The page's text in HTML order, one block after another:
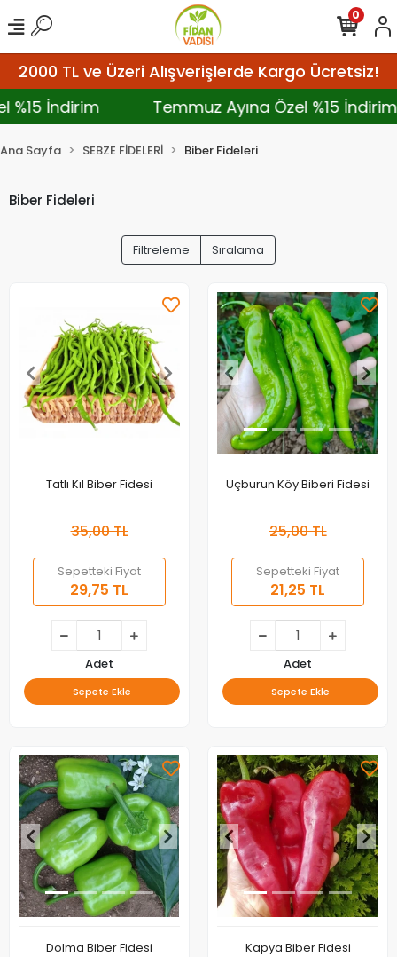
2000 TL ve Üzeri Alışverişlerde Kargo Ücretsiz!
%15 İndirim
Temmuz Ayına Özel %15
0
Ana Sayfa SEBZE FİDELERİ Biber Fideleri
Biber Fideleri
Filtreleme Sıralama
Tatlı Kıl Biber Fidesi
35,00 TL
Sepetteki Fiyat
29,75 TL
Adet
Sepete Ekle
Üçburun Köy Biberi Fidesi
25,00 TL
Sepetteki Fiyat
21,25 TL
Adet
Sepete Ekle
Dolma Biber Fidesi Kapya Biber Fidesi